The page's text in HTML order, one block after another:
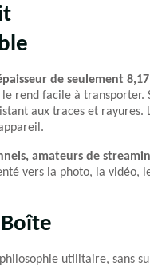
de seulement
le rend facile à transporter.
aux traces et
amateurs de
vers la photo, la
utilitaire, sans